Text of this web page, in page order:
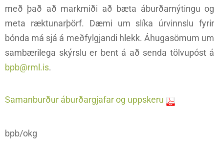
með það að markmiði að bæta áburðarnýtingu og
meta ræktunarþörf. Dæmi um slíka úrvinnslu fyrir
bónda má sjá á meðfylgjandi hlekk. Áhugasömum um
sambærilega skýrslu er bent á að senda tölvupóst á
bpb@rml.is.
Samanburður áburðargjafar og uppskeru
bpb/okg